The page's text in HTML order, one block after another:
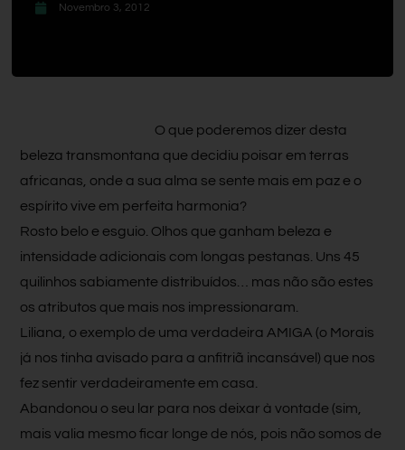
Novembro 3, 2012
O que poderemos dizer desta
beleza transmontana que decidiu poisar em terras
africanas, onde a sua alma se sente mais em paz e o
espírito vive em perfeita harmonia?
Rosto belo e esguio. Olhos que ganham beleza e
intensidade adicionais com longas pestanas. Uns 45
quilinhos sabiamente distribuídos… mas não são estes
os atributos que mais nos impressionaram.
Liliana, o exemplo de uma verdadeira AMIGA (o Morais
já nos tinha avisado para a anfitriã incansável) que nos
fez sentir verdadeiramente em casa.
Abandonou o seu lar para nos deixar à vontade (sim,
mais valia mesmo ficar longe de nós, pois não somos de